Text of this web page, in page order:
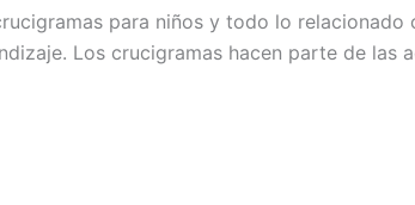
para niños y todo lo relacionado
Los crucigramas hacen parte de las